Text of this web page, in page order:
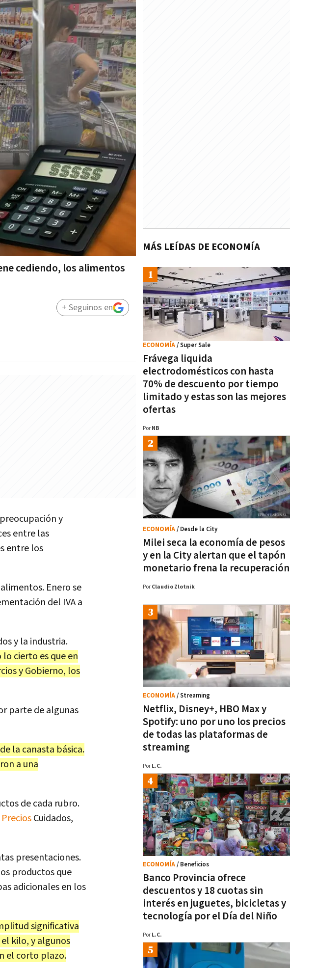
cediendo, los alimentos
+ Seguinos en
y
entre las
entre los
Enero se
del IVA a
y la industria.
lo cierto es que en
y Gobierno, los
parte de algunas
la canasta básica.
a una
de cada rubro.
PreciosCuidados,
presentaciones.
productos que
adicionales en los
significativa
kilo, y algunos
el corto plazo.
MÁS LEÍDAS DE ECONOMÍA
Frávega liquida
electrodomésticos con hasta
70% de descuento por tiempo
limitado y estas son las mejores
ofertas
ECONOMÍA/ Super Sale
Por NB
Milei seca la economía de pesos
y en la City alertan que el tapón
monetario frena la recuperación
ECONOMÍA/ Desde la City
Por Claudio Zlotnik
Netflix, Disney+, HBO Max y
Spotify: uno por uno los precios
de todas las plataformas de
streaming
ECONOMÍA/ Streaming
Por L.C.
Banco Provincia ofrece
descuentos y 18 cuotas sin
interés en juguetes, bicicletas y
tecnología por el Día del Niño
ECONOMÍA/ Beneficios
Por L.C.